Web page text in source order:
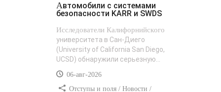
Автомобили с системами
безопасности KARR и SWDS
Исследователи Калифорнийского
университета в Сан-Диего
(University of California San Diego,
UCSD) обнаружили серьезную...
06-авг-2026
Отступы и поля / Новости /